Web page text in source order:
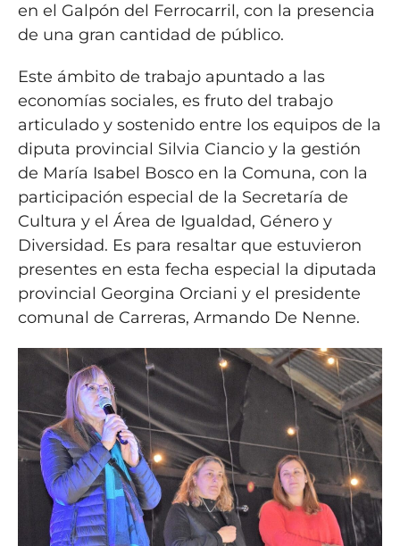
en el Galpón del Ferrocarril, con la presencia
de una gran cantidad de público.
Este ámbito de trabajo apuntado a las
economías sociales, es fruto del trabajo
articulado y sostenido entre los equipos de la
diputa provincial Silvia Ciancio y la gestión
de María Isabel Bosco en la Comuna, con la
participación especial de la Secretaría de
Cultura y el Área de Igualdad, Género y
Diversidad. Es para resaltar que estuvieron
presentes en esta fecha especial la diputada
provincial Georgina Orciani y el presidente
comunal de Carreras, Armando De Nenne.